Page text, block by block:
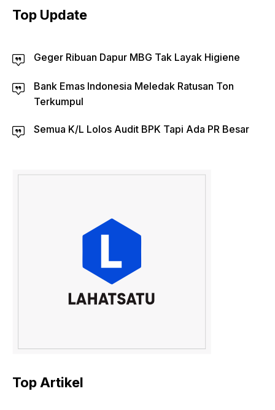
Top Update
Geger Ribuan Dapur MBG Tak Layak Higiene
Bank Emas Indonesia Meledak Ratusan Ton
Terkumpul
Semua K/L Lolos Audit BPK Tapi Ada PR Besar
Top Artikel